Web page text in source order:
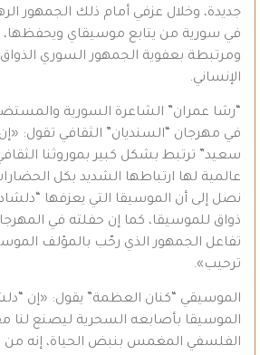
جديدة، وخلال عزفي أمام ذلك الجمهور
في سورية من يتابع موسيقاي ويحفظها،
ومرتبطة بعفوية الجمهور السوري
الإنساني.
“رشا عمران” الشاعرة السورية
في مهرجان “السنديان” الثقافي تقول:
سعيد” ترتبط بشكل كبير بموروثنا
عالمية لها ارتباطها الشديد بكل
نصل إلى أن الموسيقا التي يعزفها
ذواق للموسيقا، كما إن حفلته في
تفاعل الجمهور الذي رحّب بالمؤلف
ترحيب».
الموسيقي “كنان العظمة” يقول: «إن
الموسيقا بأصابعه السحرية ليصنع
الفلسفي المغمس بنبض الحياة، إنه من